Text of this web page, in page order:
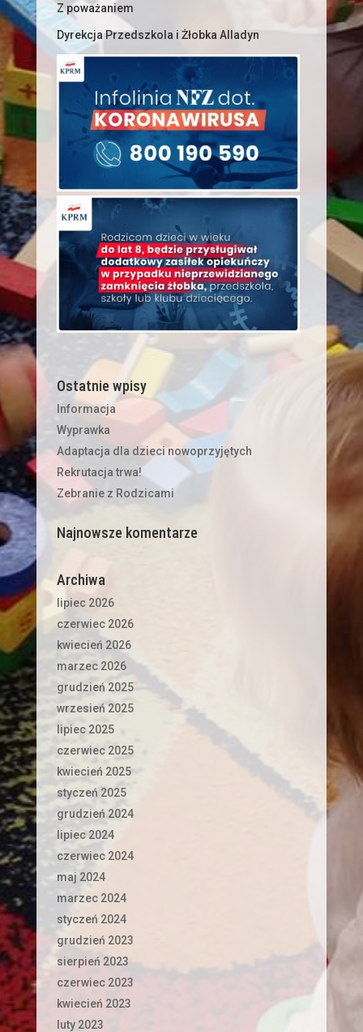
Z poważaniem
Dyrekcja Przedszkola i Żłobka Alladyn
Ostatnie wpisy
Informacja
Wyprawka
Adaptacja dla dzieci nowoprzyjętych
Rekrutacja trwa!
Zebranie z Rodzicami
Najnowsze komentarze
Archiwa
lipiec 2026
czerwiec 2026
kwiecień 2026
marzec 2026
grudzień 2025
wrzesień 2025
lipiec 2025
czerwiec 2025
kwiecień 2025
styczeń 2025
grudzień 2024
lipiec 2024
czerwiec 2024
maj 2024
marzec 2024
styczeń 2024
grudzień 2023
sierpień 2023
czerwiec 2023
kwiecień 2023
luty 2023